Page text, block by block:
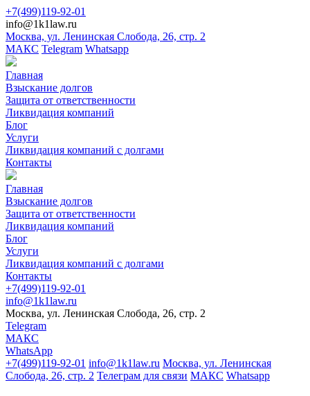
+7(499)119-92-01
info@1k1law.ru
Москва, ул. Ленинская Слобода, 26, стр. 2
МАКС Telegram Whatsapp
Главная
Взыскание долгов
Защита от ответственности
Ликвидация компаний
Блог
Услуги
Ликвидация компаний с долгами
Контакты
Главная
Взыскание долгов
Защита от ответственности
Ликвидация компаний
Блог
Услуги
Ликвидация компаний с долгами
Контакты
+7(499)119-92-01
info@1k1law.ru
Москва, ул. Ленинская Слобода, 26, стр. 2
Telegram
МАКС
WhatsApp
+7(499)119-92-01 info@1k1law.ru Москва, ул. Ленинская
Слобода, 26, стр. 2 Телеграм для связи МАКС Whatsapp